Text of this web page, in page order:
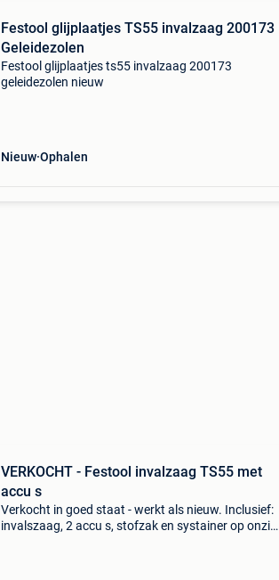
Festool glijplaatjes TS55 invalzaag 200173
Geleidezolen
Festool glijplaatjes ts55 invalzaag 200173
geleidezolen nieuw
Nieuw Ophalen
VERKOCHT - Festool invalzaag TS55 met
accu s
Verkocht in goed staat - werkt als nieuw. Inclusief:
invalszaag, 2 accu s, stofzak en systainer op onzin